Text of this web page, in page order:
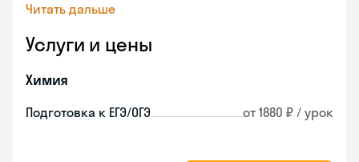
Читать дальше
Услуги и цены
Химия
Подготовка к ЕГЭ/ОГЭ от 1880 ₽ / урок